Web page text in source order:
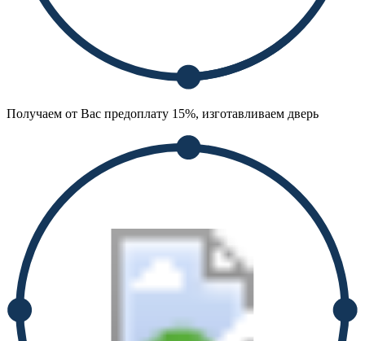
Получаем от Вас предоплату 15%, изготавливаем дверь